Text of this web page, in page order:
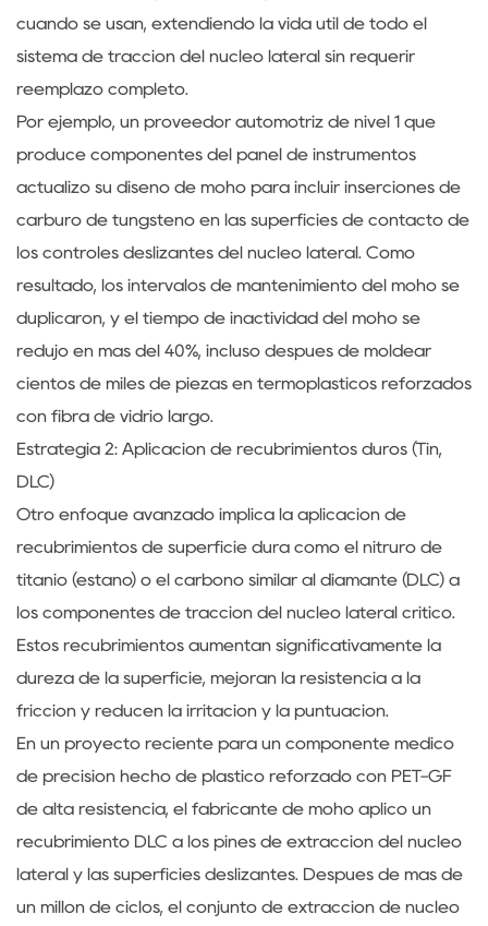
cuando se usan, extendiendo la vida útil de todo el
sistema de tracción del núcleo lateral sin requerir
reemplazo completo.
Por ejemplo, un proveedor automotriz de nivel 1 que
produce componentes del panel de instrumentos
actualizó su diseño de moho para incluir inserciones de
carburo de tungsteno en las superficies de contacto de
los controles deslizantes del núcleo lateral. Como
resultado, los intervalos de mantenimiento del moho se
duplicaron, y el tiempo de inactividad del moho se
redujo en más del 40%, incluso después de moldear
cientos de miles de piezas en termoplásticos reforzados
con fibra de vidrio largo.
Estrategia 2: Aplicación de recubrimientos duros (Tin,
DLC)
Otro enfoque avanzado implica la aplicación de
recubrimientos de superficie dura como el nitruro de
titanio (estaño) o el carbono similar al diamante (DLC) a
los componentes de tracción del núcleo lateral crítico.
Estos recubrimientos aumentan significativamente la
dureza de la superficie, mejoran la resistencia a la
fricción y reducen la irritación y la puntuación.
En un proyecto reciente para un componente médico
de precisión hecho de plástico reforzado con PET-GF
de alta resistencia, el fabricante de moho aplicó un
recubrimiento DLC a los pines de extracción del núcleo
lateral y las superficies deslizantes. Después de más de
un millón de ciclos, el conjunto de extracción de núcleo